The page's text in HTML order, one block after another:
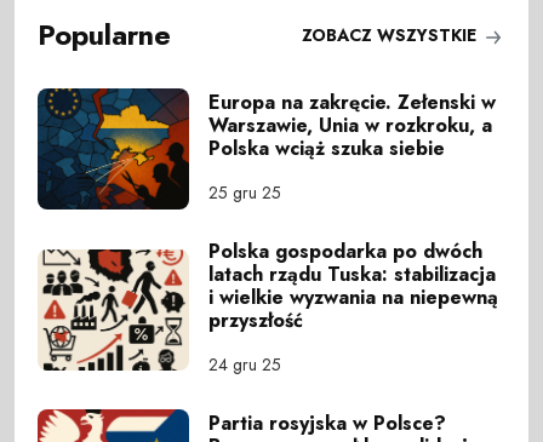
Popularne ZOBACZ WSZYSTKIE
Europa na zakręcie. Zełenski w
Warszawie, Unia w rozkroku, a
Polska wciąż szuka siebie
25 gru 25
Polska gospodarka po dwóch
latach rządu Tuska: stabilizacja
i wielkie wyzwania na niepewną
przyszłość
24 gru 25
Partia rosyjska w Polsce?